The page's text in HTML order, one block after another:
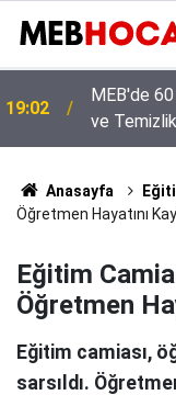
12:02
MEB'den
Masada
Anasayfa
Öğretmen Hayatını
Eğitim
Öğretmen
Eğitim camiası,
sarsıldı.